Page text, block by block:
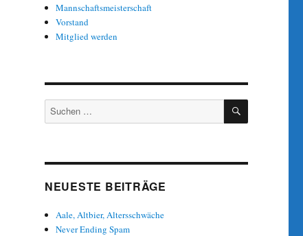
Mannschaftsmeisterschaft
Vorstand
Mitglied werden
Suche
nach:
SUCHEN
NEUESTE BEITRÄGE
Aale, Altbier, Altersschwäche
Never Ending Spam